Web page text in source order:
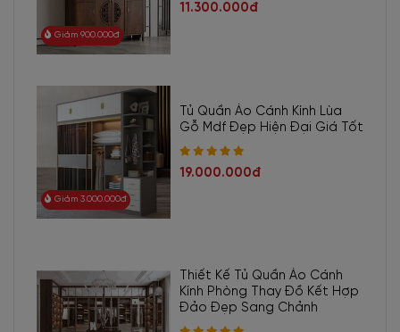
Giảm 900.000đ
11.300.000đ
Giảm 3.000.000đ
Tủ Quần Áo Cánh Kính Lùa
Gỗ Mdf Đẹp Hiện Đại Giá Tốt
19.000.000đ
Thiết Kế Tủ Quần Áo Cánh
Kính Phòng Thay Đồ Kết Hợp
Đảo Đẹp Sang Chảnh